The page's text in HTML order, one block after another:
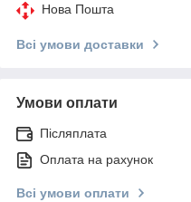
Нова Пошта
Всі умови доставки
Умови оплати
Післяплата
Оплата на рахунок
Всі умови оплати